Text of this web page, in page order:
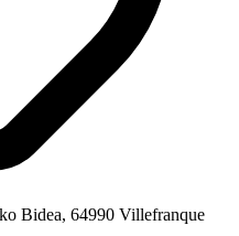
Bidea, 64990 Villefranque